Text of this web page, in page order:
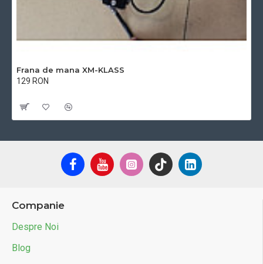
Frana de mana XM-KLASS
129 RON
Companie
Despre Noi
Blog